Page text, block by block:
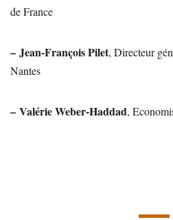
de France
– Jean-François Pilet, Directeur
Nantes
– Valérie Weber-Haddad,